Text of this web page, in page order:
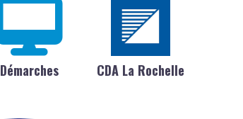
Démarches CDA La Rochelle